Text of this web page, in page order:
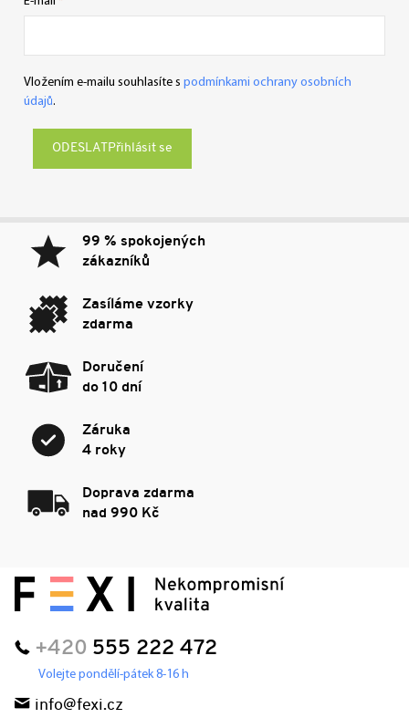
Vložením e-mailu souhlasíte s podmínkami ochrany osobních
údajů.
Přihlásit se
99 % spokojených
zákazníků
Zasíláme vzorky
zdarma
Doručení
do 10 dní
Záruka
4 roky
Doprava zdarma
nad 990 Kč
+420 555 222 472
Volejte pondělí-pátek 8-16 h
info@fexi.cz